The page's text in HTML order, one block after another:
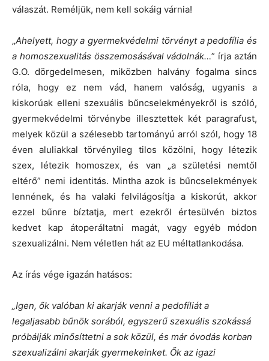
válaszát. Reméljük, nem kell sokáig várnia!
„Ahelyett, hogy a gyermekvédelmi törvényt a pedofília és
a homoszexualitás összemosásával vádolnák…” írja aztán
G.O. dörgedelmesen, miközben halvány fogalma sincs
róla, hogy ez nem vád, hanem valóság, ugyanis a
kiskorúak elleni szexuális bűncselekményekről is szóló,
gyermekvédelmi törvénybe illesztettek két paragrafust,
melyek közül a szélesebb tartományú arról szól, hogy 18
éven aluliakkal törvényileg tilos közölni, hogy létezik
szex, létezik homoszex, és van „a születési nemtől
eltérő” nemi identitás. Mintha azok is bűncselekmények
lennének, és ha valaki felvilágosítja a kiskorút, akkor
ezzel bűnre bíztatja, mert ezekről értesülvén biztos
kedvet kap átoperáltatni magát, vagy egyéb módon
szexualizálni. Nem véletlen hát az EU méltatlankodása.
Az írás vége igazán hatásos:
„Igen, ők valóban ki akarják venni a pedofíliát a
legaljasabb bűnök sorából, egyszerű szexuális szokássá
próbálják minősíttetni a sok közül, és már óvodás korban
szexualizálni akarják gyermekeinket. Ők az igazi